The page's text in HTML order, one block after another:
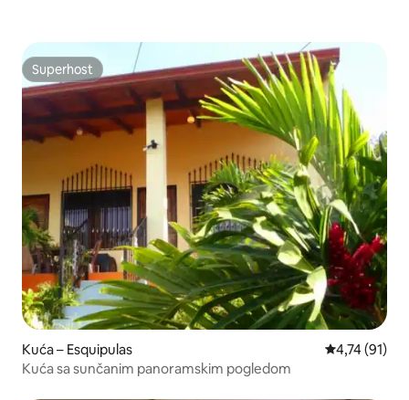
Superhost
Superhost
Kuća – Esquipulas Prosječna
4,74 (91)
Kuća sa sunčanim panoramskim pogledom